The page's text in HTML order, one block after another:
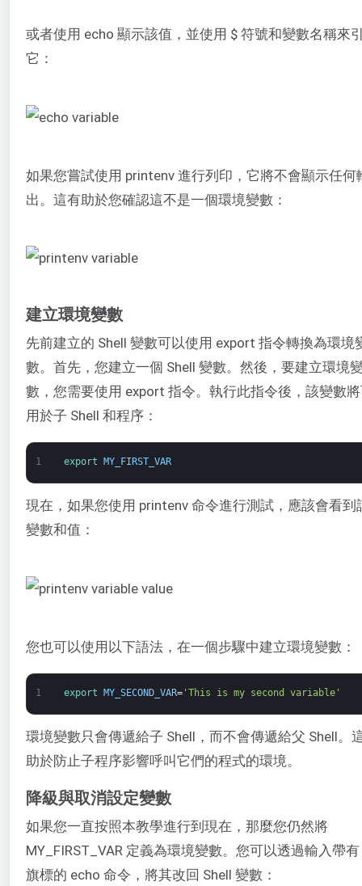
或者使用 echo 顯示該值，並使用 $ 符號和變數名稱來
它：
如果您嘗試使用 printenv 進行列印，它將不會顯示任何
出。這有助於您確認這不是一個環境變數：
建立環境變數
先前建立的 Shell 變數可以使用 export 指令轉換為環境
數。首先，您建立一個 Shell 變數。然後，要建立環境
數，您需要使用 export 指令。執行此指令後，該變數
用於子 Shell 和程序：
1 export MY_FIRST_VAR
現在，如果您使用 printenv 命令進行測試，應該會看到
變數和值：
您也可以使用以下語法，在一個步驟中建立環境變數：
1 export MY_SECOND_VAR='This is my second variable'
環境變數只會傳遞給子 Shell，而不會傳遞給父 Shell。
助於防止子程序影響呼叫它們的程式的環境。
降級與取消設定變數
如果您一直按照本教學進行到現在，那麼您仍然將
MY_FIRST_VAR 定義為環境變數。您可以透過輸入帶
旗標的 echo 命令，將其改回 Shell 變數：